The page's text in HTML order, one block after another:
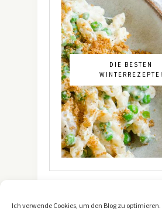
Ich verwende Cookies, um den Blog zu optimieren.
DIE BESTEN
WINTERREZEPTE!